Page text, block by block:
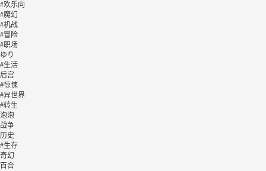
#欢乐向
#魔幻
#机战
#冒险
#职场
ゆり
#生活
后宫
#惊悚
#异世界
#转生
泡泡
战争
历史
#生存
奇幻
百合